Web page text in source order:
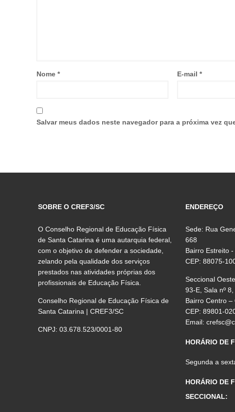
Nome * E-mail *
Salvar meus dados neste navegador para a próxima vez
SOBRE O CREF3/SC
O Conselho Regional de Educação Física
de Santa Catarina é uma autarquia federal,
com o objetivo de defender a sociedade,
zelando pela qualidade dos serviços
prestados nas atividades próprias dos
profissionais de Educação Física.
Conselho Regional de Educação Física de
Santa Catarina | CREF3/SC
CNPJ: 03.678.523/0001-80
ENDEREÇO
Sede: Rua
668
Bairro Estreito
CEP: 88075-
Seccional
93-E, Sala nº
Bairro Centro –
CEP: 89801-
Email:
HORÁRIO DE
Segunda a
HORÁRIO DE
SECCIONAL: